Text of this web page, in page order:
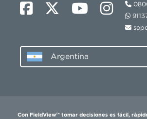
Con FieldView™ tomar decisiones es fácil,
Argentina